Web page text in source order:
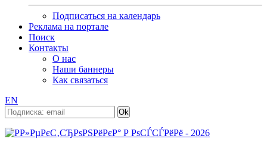
Подписаться на календарь
Реклама на портале
Поиск
Контакты
О нас
Наши баннеры
Как связаться
EN